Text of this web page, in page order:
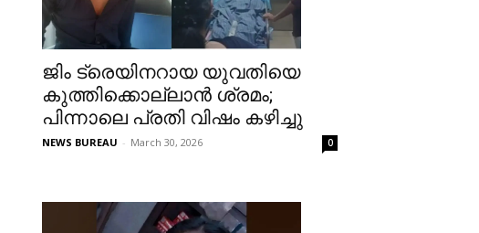
ജിം ട്രെയിനറായ യുവതിയെ
കുത്തിക്കൊല്ലാൻ ശ്രമം;
പിന്നാലെ പ്രതി വിഷം കഴിച്ചു
NEWS BUREAU - March 30, 2026 0